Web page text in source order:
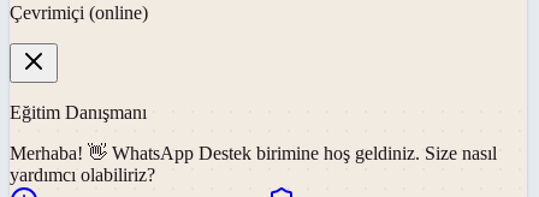
Çevrimiçi (online)
Eğitim Danışmanı
Merhaba! 👋 WhatsApp Destek birimine hoş geldiniz. Size nasıl
yardımcı olabiliriz?